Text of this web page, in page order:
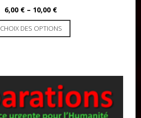
6,00 € – 10,00 €
CHOIX DES OPTIONS